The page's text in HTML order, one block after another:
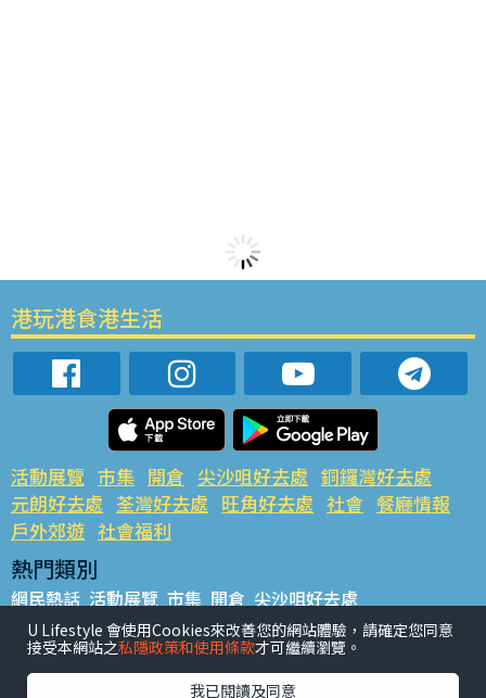
港玩港食港生活
活動展覽 市集 開倉 尖沙咀好去處 銅鑼灣好去處
元朗好去處 荃灣好去處 旺角好去處 社會 餐廳情報
戶外郊遊 社會福利
熱門類別
網民熱話 活動展覽 市集 開倉 尖沙咀好去處
銅鑼灣好去處 元朗好去處 荃灣好去處 旺角好去處 社會
餐廳情報 戶外郊遊
熱門標籤
U Lifestyle 會使用Cookies來改善您的網站體驗，請確定您同意
接受本網站之私隱政策和使用條款才可繼續瀏覽。
我已閱讀及同意